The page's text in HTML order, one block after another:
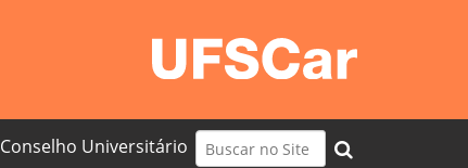
Busca
Conselho Universitário